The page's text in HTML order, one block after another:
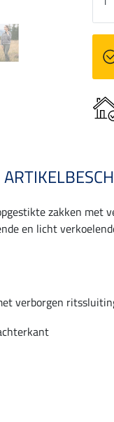
zakken
en licht
verborgen